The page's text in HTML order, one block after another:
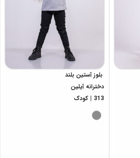
بلوز آستین بلند
دخترانه آیلین
313 | کودک